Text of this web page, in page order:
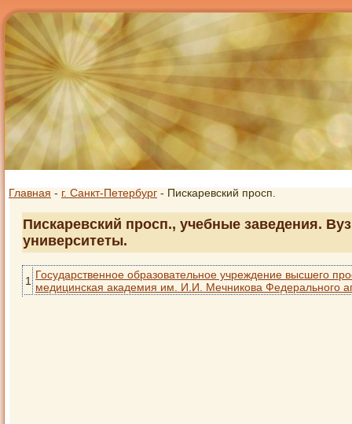
Главная - г. Санкт-Петербург - Пискаревский просп.
Пискаревский просп., учебные заведения.
университеты.
1 Государственное образовательное учреждение высшего
медицинская академия им. И.И. Мечникова Федерального